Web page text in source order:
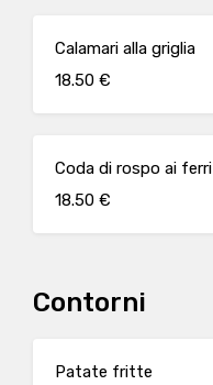
Calamari alla griglia
18.50 €
Coda di rospo ai ferri
18.50 €
Contorni
Patate fritte